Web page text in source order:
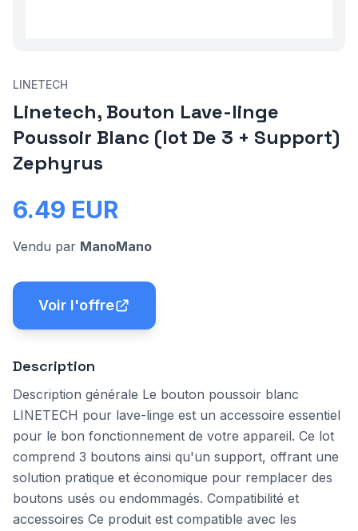
LINETECH
Linetech, Bouton Lave-linge
Poussoir Blanc (lot De 3 + Support)
Zephyrus
6.49 EUR
Vendu par ManoMano
Voir l'offre
Description
Description générale Le bouton poussoir blanc
LINETECH pour lave-linge est un accessoire essentiel
pour le bon fonctionnement de votre appareil. Ce lot
comprend 3 boutons ainsi qu'un support, offrant une
solution pratique et économique pour remplacer des
boutons usés ou endommagés. Compatibilité et
accessoires Ce produit est compatible avec les